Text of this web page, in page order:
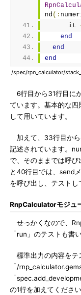
nd (:
      it
end
end
end
/spec/rpn_calculator/
6行目から31行目に
ています。基本的な四
して用いています。
加えて、33行目か
記述されています。
で、そのままでは呼
と40行目では、send
を呼び出し、テストし
RnpCalculatorモジュ
せっかくなので、
「run」のテストも書
標準出力の内容をテ
「/
「
の1行を加えてください